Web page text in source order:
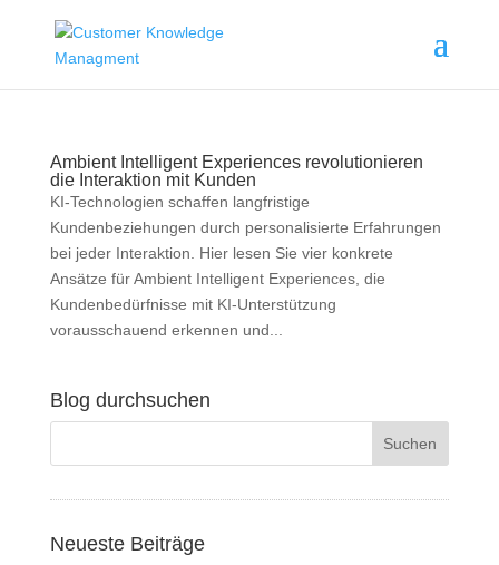
Ambient Intelligent Experiences revolutionieren
die Interaktion mit Kunden
KI-Technologien schaffen langfristige
Kundenbeziehungen durch personalisierte Erfahrungen
bei jeder Interaktion. Hier lesen Sie vier konkrete
Ansätze für Ambient Intelligent Experiences, die
Kundenbedürfnisse mit KI-Unterstützung
vorausschauend erkennen und...
Blog durchsuchen
Neueste Beiträge